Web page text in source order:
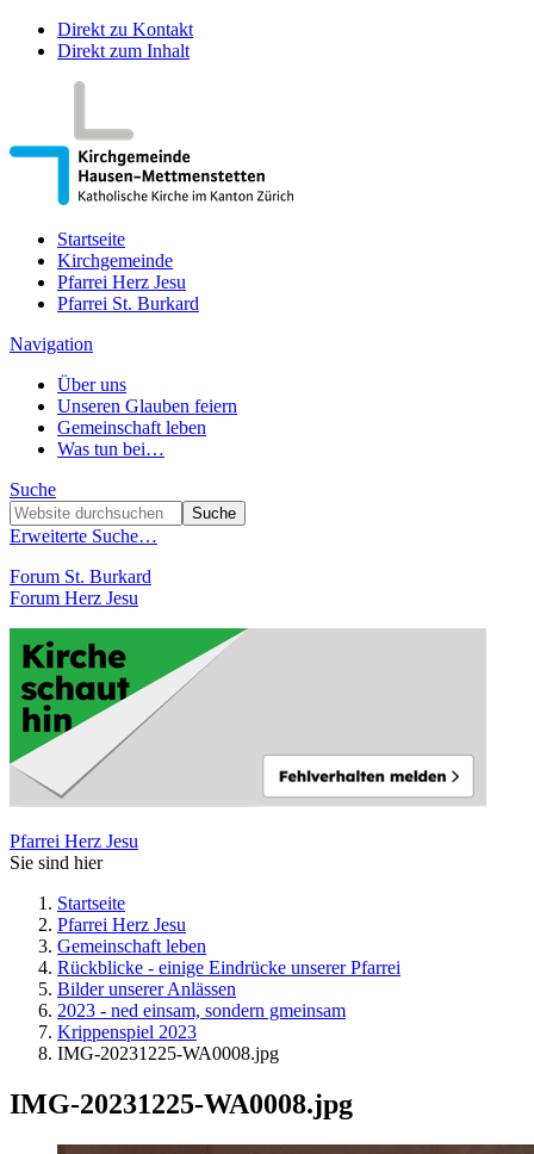
Direkt zu Kontakt
Direkt zum Inhalt
Startseite
Kirchgemeinde
Pfarrei Herz Jesu
Pfarrei St. Burkard
Navigation
Über uns
Unseren Glauben feiern
Gemeinschaft leben
Was tun bei…
Suche
Erweiterte Suche…
Forum St. Burkard
Forum Herz Jesu
Pfarrei Herz Jesu
Sie sind hier
Startseite
Pfarrei Herz Jesu
Gemeinschaft leben
Rückblicke - einige Eindrücke unserer Pfarrei
Bilder unserer Anlässen
2023 - ned einsam, sondern gmeinsam
Krippenspiel 2023
IMG-20231225-WA0008.jpg
IMG-20231225-WA0008.jpg